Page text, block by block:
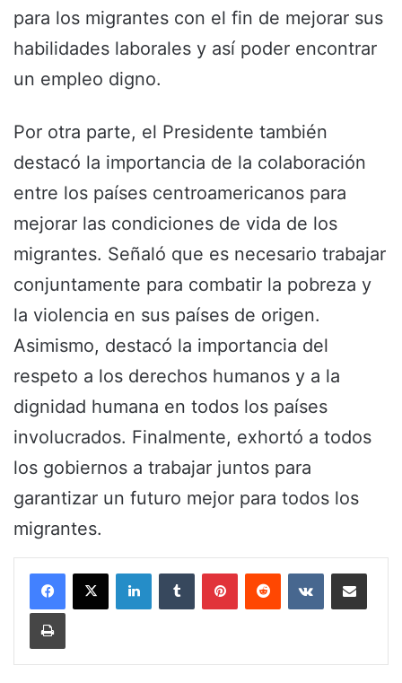
para los migrantes con el fin de mejorar sus
habilidades laborales y así poder encontrar
un empleo digno.
Por otra parte, el Presidente también
destacó la importancia de la colaboración
entre los países centroamericanos para
mejorar las condiciones de vida de los
migrantes. Señaló que es necesario trabajar
conjuntamente para combatir la pobreza y
la violencia en sus países de origen.
Asimismo, destacó la importancia del
respeto a los derechos humanos y a la
dignidad humana en todos los países
involucrados. Finalmente, exhortó a todos
los gobiernos a trabajar juntos para
garantizar un futuro mejor para todos los
migrantes.